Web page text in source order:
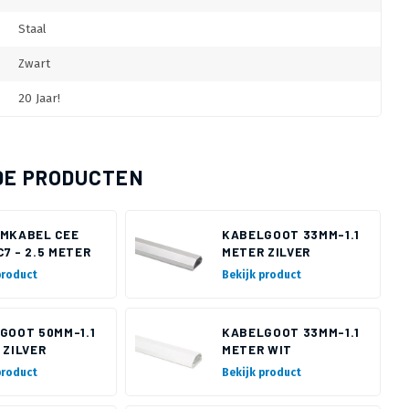
Staal
Zwart
20 Jaar!
PRODUCTEN
CEE
- 2.5 METER
KABELGOOT 33MM-1.1
METER ZILVER
Bekijk product
50MM-1.1
ZILVER
KABELGOOT 33MM-1.1
METER WIT
Bekijk product